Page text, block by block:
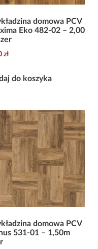
domowa PCV
Eko 482-02 – 2,00
zł
do koszyka
domowa PCV
531-01 – 1,50m